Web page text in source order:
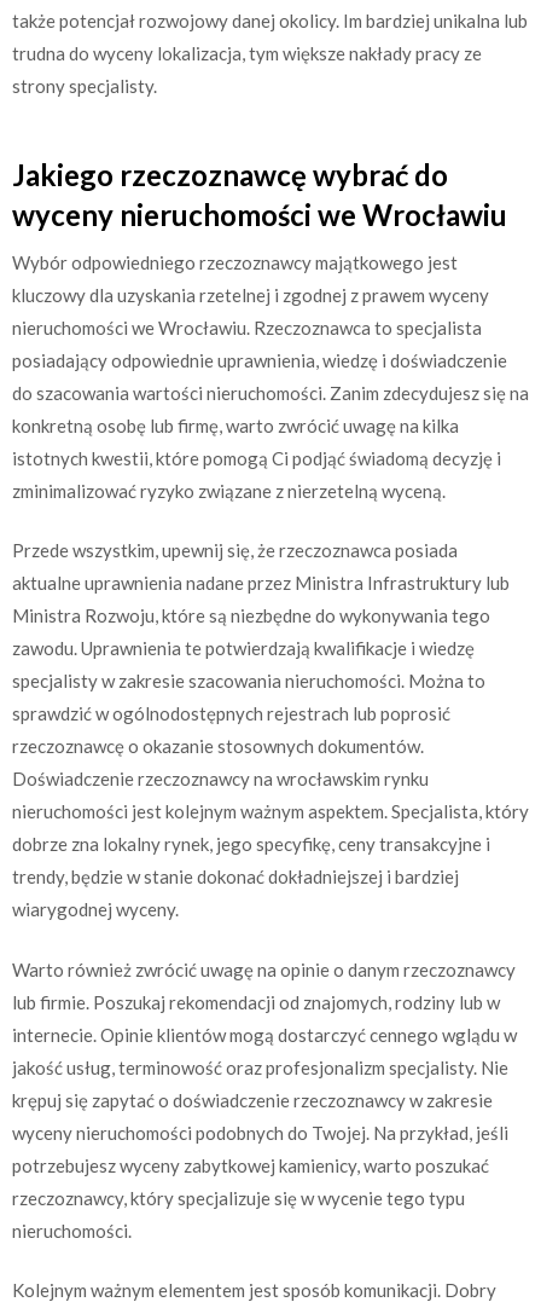
także potencjał rozwojowy danej okolicy. Im bardziej unikalna lub
trudna do wyceny lokalizacja, tym większe nakłady pracy ze
strony specjalisty.
Jakiego rzeczoznawcę wybrać do
wyceny nieruchomości we Wrocławiu
Wybór odpowiedniego rzeczoznawcy majątkowego jest
kluczowy dla uzyskania rzetelnej i zgodnej z prawem wyceny
nieruchomości we Wrocławiu. Rzeczoznawca to specjalista
posiadający odpowiednie uprawnienia, wiedzę i doświadczenie
do szacowania wartości nieruchomości. Zanim zdecydujesz się na
konkretną osobę lub firmę, warto zwrócić uwagę na kilka
istotnych kwestii, które pomogą Ci podjąć świadomą decyzję i
zminimalizować ryzyko związane z nierzetelną wyceną.
Przede wszystkim, upewnij się, że rzeczoznawca posiada
aktualne uprawnienia nadane przez Ministra Infrastruktury lub
Ministra Rozwoju, które są niezbędne do wykonywania tego
zawodu. Uprawnienia te potwierdzają kwalifikacje i wiedzę
specjalisty w zakresie szacowania nieruchomości. Można to
sprawdzić w ogólnodostępnych rejestrach lub poprosić
rzeczoznawcę o okazanie stosownych dokumentów.
Doświadczenie rzeczoznawcy na wrocławskim rynku
nieruchomości jest kolejnym ważnym aspektem. Specjalista, który
dobrze zna lokalny rynek, jego specyfikę, ceny transakcyjne i
trendy, będzie w stanie dokonać dokładniejszej i bardziej
wiarygodnej wyceny.
Warto również zwrócić uwagę na opinie o danym rzeczoznawcy
lub firmie. Poszukaj rekomendacji od znajomych, rodziny lub w
internecie. Opinie klientów mogą dostarczyć cennego wglądu w
jakość usług, terminowość oraz profesjonalizm specjalisty. Nie
krępuj się zapytać o doświadczenie rzeczoznawcy w zakresie
wyceny nieruchomości podobnych do Twojej. Na przykład, jeśli
potrzebujesz wyceny zabytkowej kamienicy, warto poszukać
rzeczoznawcy, który specjalizuje się w wycenie tego typu
nieruchomości.
Kolejnym ważnym elementem jest sposób komunikacji. Dobry